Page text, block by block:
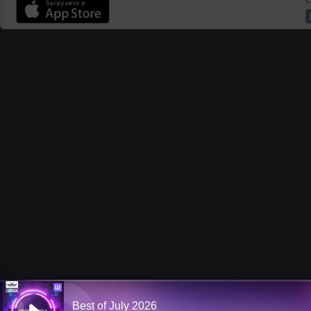
Ш
Best of July 2026